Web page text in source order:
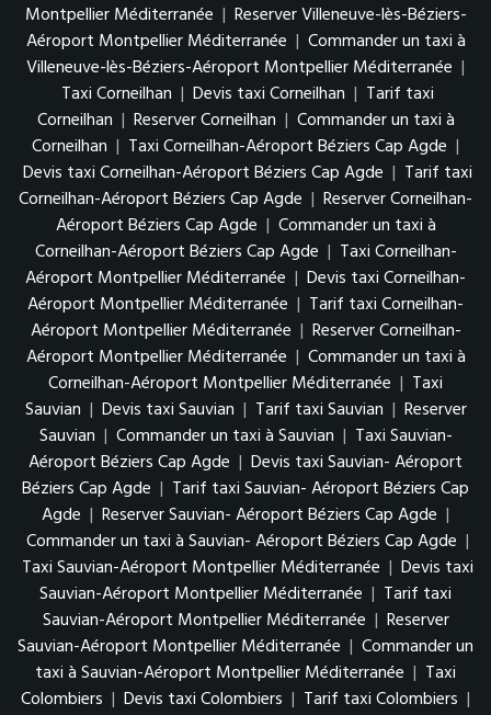
Montpellier Méditerranée | Reserver Villeneuve-lès-Béziers-
Aéroport Montpellier Méditerranée | Commander un taxi à
Villeneuve-lès-Béziers-Aéroport Montpellier Méditerranée |
Taxi Corneilhan | Devis taxi Corneilhan | Tarif taxi
Corneilhan | Reserver Corneilhan | Commander un taxi à
Corneilhan | Taxi Corneilhan-Aéroport Béziers Cap Agde |
Devis taxi Corneilhan-Aéroport Béziers Cap Agde | Tarif taxi
Corneilhan-Aéroport Béziers Cap Agde | Reserver Corneilhan-
Aéroport Béziers Cap Agde | Commander un taxi à
Corneilhan-Aéroport Béziers Cap Agde | Taxi Corneilhan-
Aéroport Montpellier Méditerranée | Devis taxi Corneilhan-
Aéroport Montpellier Méditerranée | Tarif taxi Corneilhan-
Aéroport Montpellier Méditerranée | Reserver Corneilhan-
Aéroport Montpellier Méditerranée | Commander un taxi à
Corneilhan-Aéroport Montpellier Méditerranée | Taxi
Sauvian | Devis taxi Sauvian | Tarif taxi Sauvian | Reserver
Sauvian | Commander un taxi à Sauvian | Taxi Sauvian-
Aéroport Béziers Cap Agde | Devis taxi Sauvian- Aéroport
Béziers Cap Agde | Tarif taxi Sauvian- Aéroport Béziers Cap
Agde | Reserver Sauvian- Aéroport Béziers Cap Agde |
Commander un taxi à Sauvian- Aéroport Béziers Cap Agde |
Taxi Sauvian-Aéroport Montpellier Méditerranée | Devis taxi
Sauvian-Aéroport Montpellier Méditerranée | Tarif taxi
Sauvian-Aéroport Montpellier Méditerranée | Reserver
Sauvian-Aéroport Montpellier Méditerranée | Commander un
taxi à Sauvian-Aéroport Montpellier Méditerranée | Taxi
Colombiers | Devis taxi Colombiers | Tarif taxi Colombiers |